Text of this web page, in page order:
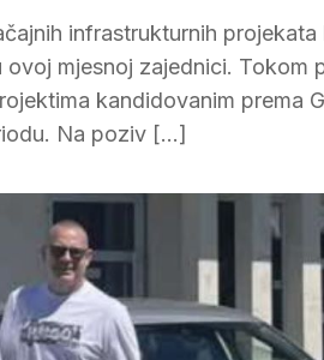
infrastrukturnih projekata
mjesnoj zajednici. Tokom
kandidovanim prema
Na poziv […]